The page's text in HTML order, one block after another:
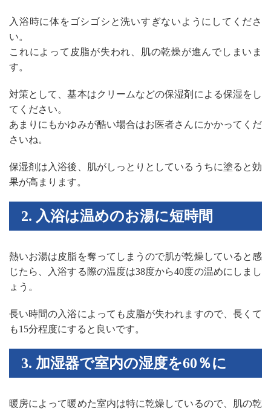
入浴時に体をゴシゴシと洗いすぎないようにしてくださ
い。
これによって皮脂が失われ、肌の乾燥が進んでしまいま
す。
対策として、基本はクリームなどの保湿剤による保湿をし
てください。
あまりにもかゆみが酷い場合はお医者さんにかかってくだ
さいね。
保湿剤は入浴後、肌がしっとりとしているうちに塗ると効
果が高まります。
2. 入浴は温めのお湯に短時間
熱いお湯は皮脂を奪ってしまうので肌が乾燥していると感
じたら、入浴する際の温度は38度から40度の温めにしまし
ょう。
長い時間の入浴によっても皮脂が失われますので、長くて
も15分程度にすると良いです。
3. 加湿器で室内の湿度を60％に
暖房によって暖めた室内は特に乾燥しているので、肌の乾